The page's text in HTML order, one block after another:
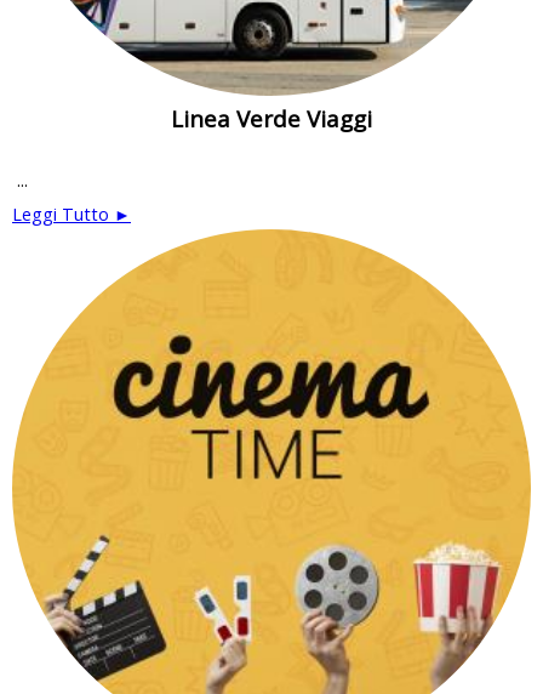
Linea Verde Viaggi
...
Leggi Tutto ►